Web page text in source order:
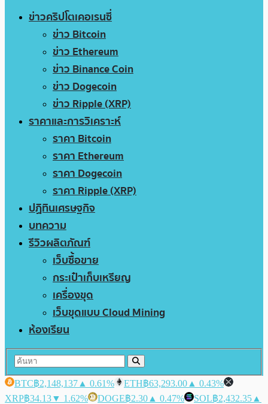
ข่าวคริปโตเคอเรนซี่
ข่าว Bitcoin
ข่าว Ethereum
ข่าว Binance Coin
ข่าว Dogecoin
ข่าว Ripple (XRP)
ราคาและการวิเคราะห์
ราคา Bitcoin
ราคา Ethereum
ราคา Dogecoin
ราคา Ripple (XRP)
ปฏิทินเศรษฐกิจ
บทความ
รีวิวผลิตภัณฑ์
เว็บซื้อขาย
กระเป๋าเก็บเหรียญ
เครื่องขุด
เว็บขุดแบบ Cloud Mining
ห้องเรียน
BTC฿2,148,137 ▲ 0.61% ETH฿63,293.00 ▲ 0.43%
XRP฿34.13▼ 1.62% DOGE฿2.30 ▲ 0.47% SOL฿2,432.35 ▲